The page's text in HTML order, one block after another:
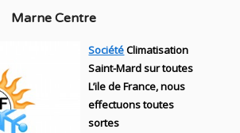
Marne Centre
SociétéClimatisation
Saint-Mard sur toutes
L’ile de France, nous
effectuons toutes
sortes